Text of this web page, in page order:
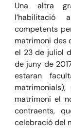
Una altra
l’habilitació
competents
matrimoni des
el 23 de juliol
de juny de 2
estaran
matrimoni el
contraents,
celebració del